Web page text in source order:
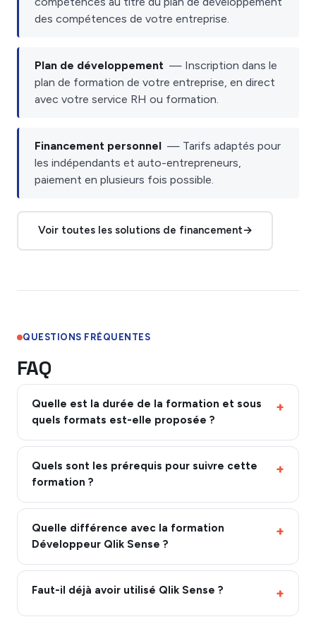
des compétences de votre entreprise.
Plan de développement — Inscription dans le
plan de formation de votre entreprise, en direct
avec votre service RH ou formation.
Financement personnel — Tarifs adaptés pour
les indépendants et auto-entrepreneurs,
paiement en plusieurs fois possible.
Voir toutes les solutions de financement→
QUESTIONS FRÉQUENTES
FAQ
Quelle est la durée de la formation et sous
quels formats est-elle proposée ?
Quels sont les prérequis pour suivre cette
formation ?
Quelle différence avec la formation
Développeur Qlik Sense ?
Faut-il déjà avoir utilisé Qlik Sense ?